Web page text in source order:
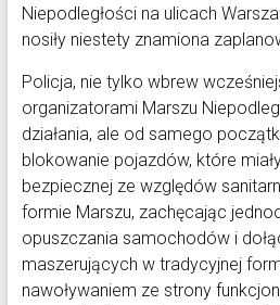
Niepodległości na ulicach
nosiły niestety znamiona
Policja, nie tylko wbrew
organizatorami Marszu
działania, ale od samego
blokowanie pojazdów, które
bezpiecznej ze względów
formie Marszu, zachęcając
opuszczania samochodów i
maszerujących w tradycyjnej
nawoływaniem ze strony